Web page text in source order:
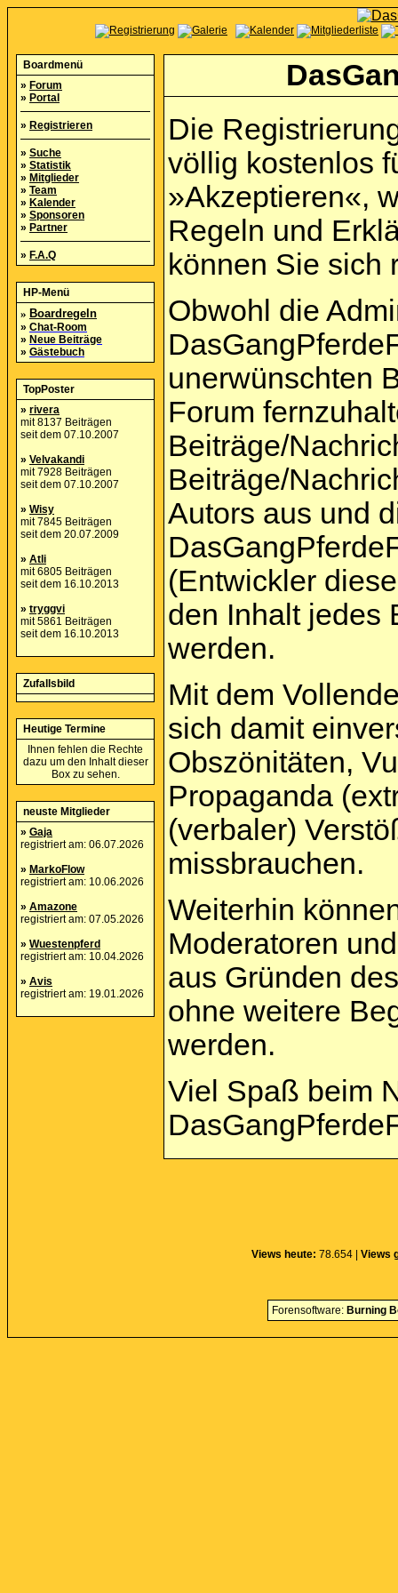
Boardmenü
» Forum
» Portal
» Registrieren
» Suche
» Statistik
» Mitglieder
» Team
» Kalender
» Sponsoren
» Partner
» F.A.Q
HP-Menü
» Boardregeln
» Chat-Room
» Neue Beiträge
» Gästebuch
TopPoster
» rivera
mit 8137 Beiträgen
seit dem 07.10.2007
» Velvakandi
mit 7928 Beiträgen
seit dem 07.10.2007
» Wisy
mit 7845 Beiträgen
seit dem 20.07.2009
» Atli
mit 6805 Beiträgen
seit dem 16.10.2013
» tryggvi
mit 5861 Beiträgen
seit dem 16.10.2013
Zufallsbild
Heutige Termine
Ihnen fehlen die Rechte
dazu um den Inhalt dieser
Box zu sehen.
neuste Mitglieder
» Gaja
registriert am: 06.07.2026
» MarkoFlow
registriert am: 10.06.2026
» Amazone
registriert am: 07.05.2026
» Wuestenpferd
registriert am: 10.04.2026
» Avis
registriert am: 19.01.2026
Die
völlig kostenlos
»Akzeptieren«,
Regeln und
können Sie sich
Obwohl die
unerwünschten
Forum
Beiträge/
Beiträge/
Autors aus und
(Entwickler
den Inhalt jedes
werden.
Mit dem
sich damit
Obszönitäten,
Propaganda
(verbaler)
missbrauchen.
Weiterhin
Moderatoren
aus Gründen
ohne weitere
werden.
Viel Spaß beim
Views heute: 78.654 | Views
Forensoftware: Burning